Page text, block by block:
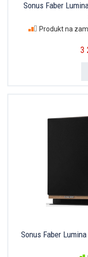
Sonus Faber
Produkt na
3
Sonus Faber